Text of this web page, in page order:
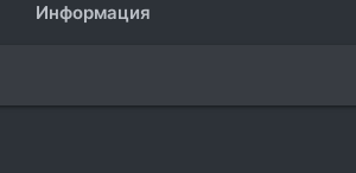
Информация